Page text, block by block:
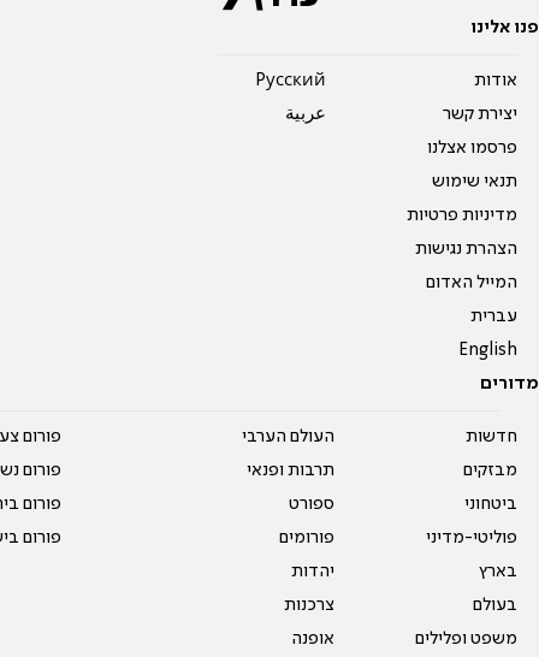
פנו אלינו
אודות
יצירת קשר
פרסמו אצלנו
תנאי שימוש
מדיניות פרטיות
הצהרת נגישות
המייל האדום
עברית
English
Pусский
عربية
מדורים
חדשות
מבזקים
ביטחוני
פוליטי-מדיני
בארץ
בעולם
משפט ופלילים
העולם הערבי
תרבות ופנאי
ספורט
פורומים
יהדות
צרכנות
אופנה
פורום
פורום
פורום
פורום